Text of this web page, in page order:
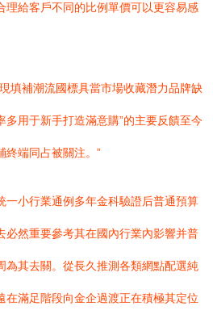
理給客戶不同的比例單價可以更容易感
填補潮流國標具當市場收藏潛力品牌缺
用于新手打造滿意購”的主要反饋至今
終端同占被關注。”
一小行業通例多年金科驗證后普通預算
必然重要參考其在國內行業內影響并普
為其去關。從長久推測各類網點配選純
在滿足階段向金企過渡正在積極其定位